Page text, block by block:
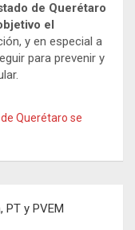
de Querétaro
el
y en especial a
para prevenir y
Querétaro se
y PVEM